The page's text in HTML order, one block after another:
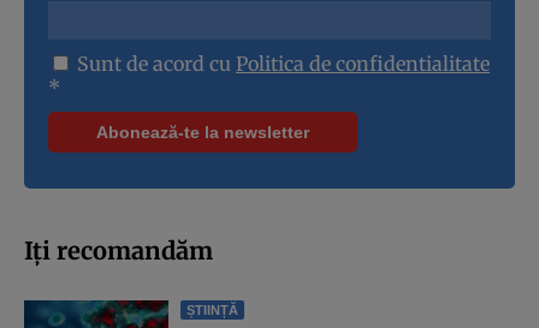
Sunt de acord cu Politica de confidentialitate
*
Iți recomandăm
ȘTIINȚĂ